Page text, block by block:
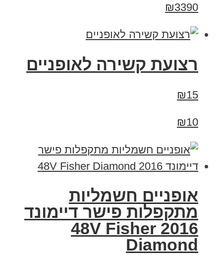
₪3390
רצועת קשירה לאופניים
₪15
₪10
אופניים חשמליות
מתקפלות פישר דיימונד
2016 48V Fisher
Diamond